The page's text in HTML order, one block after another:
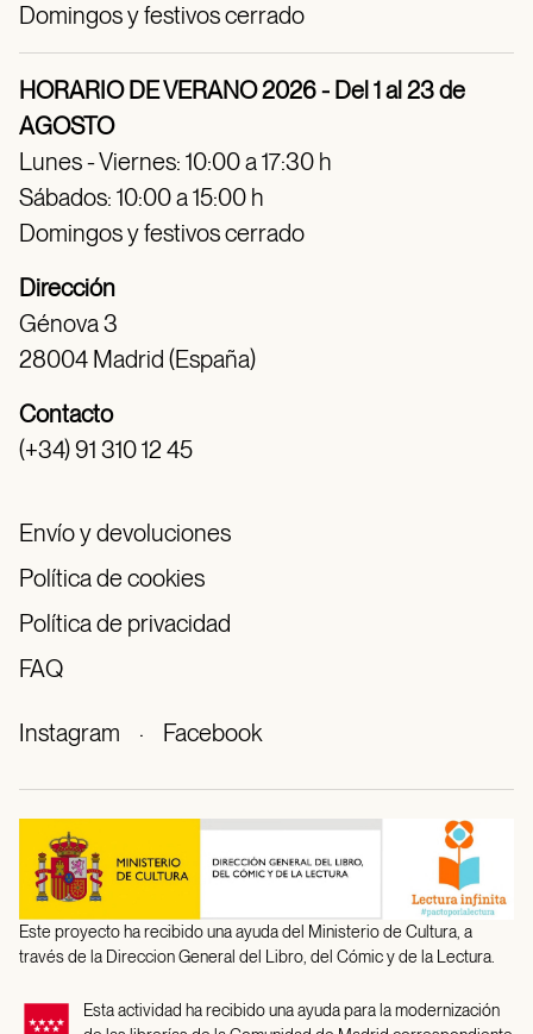
Domingos y festivos cerrado
HORARIO DE VERANO 2026 - Del 1 al 23 de
AGOSTO
Lunes - Viernes: 10:00 a 17:30 h
Sábados: 10:00 a 15:00 h
Domingos y festivos cerrado
Dirección
Génova 3
28004 Madrid (España)
Contacto
(+34) 91 310 12 45
Envío y devoluciones
Política de cookies
Política de privacidad
FAQ
Instagram · Facebook
Este proyecto ha recibido una ayuda del Ministerio de Cultura, a
través de la Direccion General del Libro, del Cómic y de la Lectura.
Esta actividad ha recibido una ayuda para la modernización